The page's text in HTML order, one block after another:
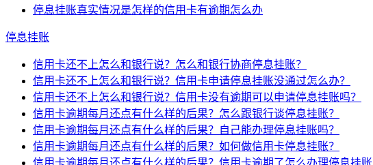
停息挂账真实情况是怎样的信用卡有逾期怎么办
停息挂账
信用卡还不上怎么和银行说？怎么和银行协商停息挂账？
信用卡还不上怎么和银行说？信用卡申请停息挂账没通过怎么办？
信用卡还不上怎么和银行说？信用卡没有逾期可以申请停息挂账吗？
信用卡逾期每月还点有什么样的后果？怎么跟银行谈停息挂账？
信用卡逾期每月还点有什么样的后果？自己能办理停息挂账吗？
信用卡逾期每月还点有什么样的后果？如何做信用卡停息挂账？
信用卡逾期每月还点有什么样的后果？信用卡逾期了怎么办理停息挂账